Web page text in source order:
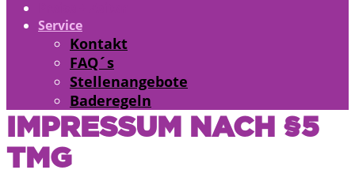
Service
Kontakt
FAQ´s
Stellenangebote
Baderegeln
IMPRESSUM NACH §5
TMG